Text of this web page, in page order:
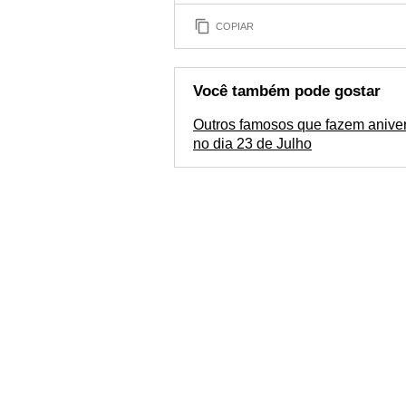
COPIAR
Você também pode gostar
Outros famosos que fazem
no dia 23 de Julho